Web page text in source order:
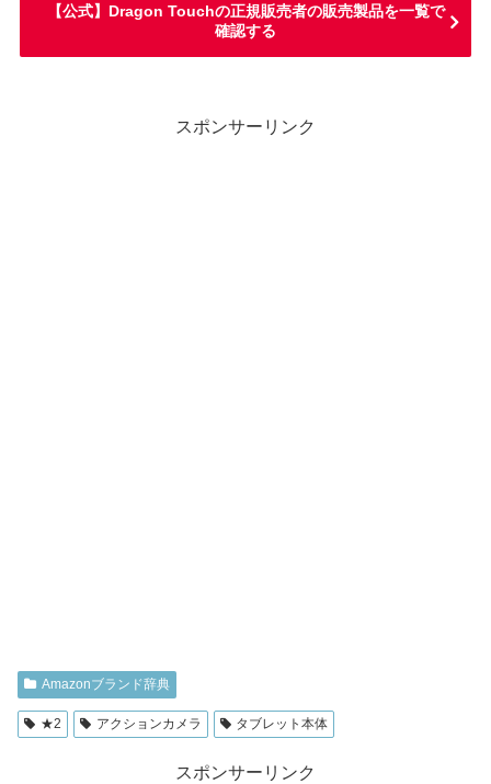
【公式】Dragon Touchの正規販売者の販売製品を一覧で
確認する
スポンサーリンク
Amazonブランド辞典
★2 アクションカメラ タブレット本体
スポンサーリンク